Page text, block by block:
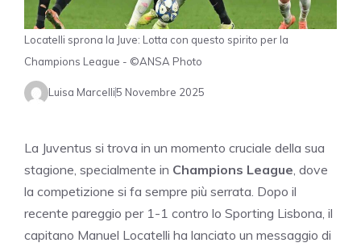
Locatelli sprona la Juve: Lotta con questo spirito per la
Champions League - ©ANSA Photo
Luisa Marcelli5 Novembre 2025
La Juventus si trova in un momento cruciale della sua
stagione, specialmente in Champions League , dove
la competizione si fa sempre più serrata. Dopo il
recente pareggio per 1-1 contro lo Sporting Lisbona, il
capitano Manuel Locatelli ha lanciato un messaggio di